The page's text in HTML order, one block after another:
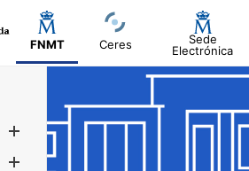
FNMT Ceres
Sede
Electrónica
Erakutsi/Ezkutatu